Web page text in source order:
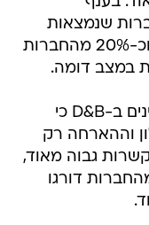
שנמצאות
ברמת סיכון גבוהה מאד על 40% וכ-20% מהחברות
במצב דומה.
לצורך המחשת המצב הקשה מציינים ב-D&B כי
המלון וההארחה רק
גבוה מאוד,
הקבלנות והבנייה רק 31% מהחברות דורגו